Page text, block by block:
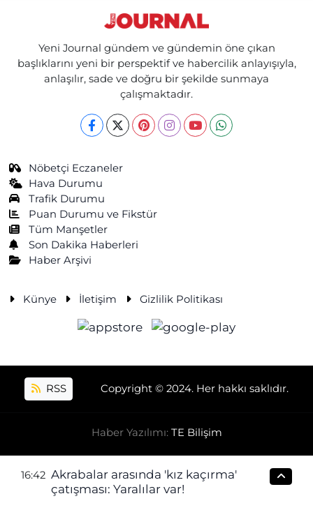
Yeni Journal gündem ve gündemin öne çıkan
başlıklarını yeni bir perspektif ve habercilik anlayışıyla,
anlaşılır, sade ve doğru bir şekilde sunmaya
çalışmaktadır.
Nöbetçi Eczaneler
Hava Durumu
Trafik Durumu
Puan Durumu ve Fikstür
Tüm Manşetler
Son Dakika Haberleri
Haber Arşivi
Künye İletişim Gizlilik Politikası
RSS Copyright © 2024. Her hakkı saklıdır.
Haber Yazılımı: TE Bilişim
16:42 Akrabalar arasında 'kız kaçırma'
çatışması: Yaralılar var!